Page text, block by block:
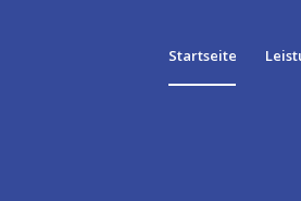
Startseite